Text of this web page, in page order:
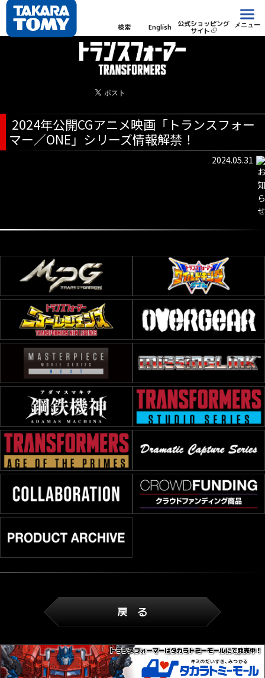
検索 English 公式ショッピング
サイト
メニュー
2024年公開CGアニメ映画「トランスフォー
マー／ONE」シリーズ情報解禁！
2024.05.31